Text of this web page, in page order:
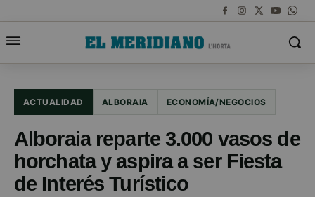
ACTUALIDAD ALBORAIA ECONOMÍA/NEGOCIOS
Alboraia reparte 3.000 vasos de
horchata y aspira a ser Fiesta
de Interés Turístico